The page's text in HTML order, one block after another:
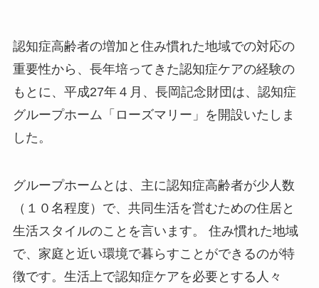
認知症高齢者の増加と住み慣れた地域での対応の
重要性から、長年培ってきた認知症ケアの経験の
もとに、平成27年４月、長岡記念財団は、認知症
グループホーム「ローズマリー」を開設いたしま
した。
グループホームとは、主に認知症高齢者が少人数
（１０名程度）で、共同生活を営むための住居と
生活スタイルのことを言います。 住み慣れた地域
で、家庭と近い環境で暮らすことができるのが特
徴です。生活上で認知症ケアを必要とする人々